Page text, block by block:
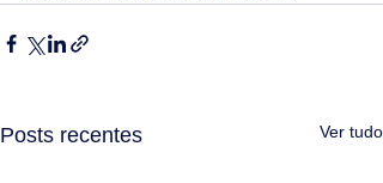
Posts recentes Ver tudo